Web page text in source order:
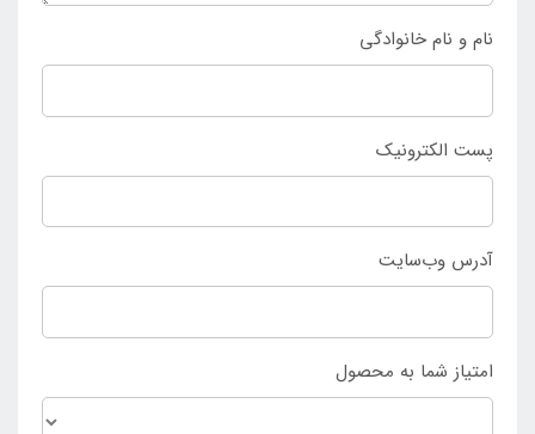
را سفارش دهند.
نام و نام خانوادگی
پست الکترونیک
آدرس وب‌سایت
امتیاز شما به محصول